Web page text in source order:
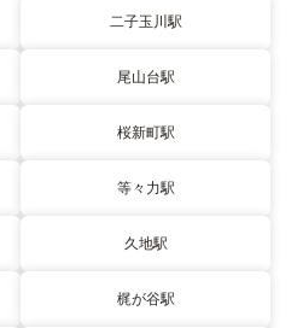
二子玉川駅
尾山台駅
桜新町駅
等々力駅
久地駅
梶が谷駅